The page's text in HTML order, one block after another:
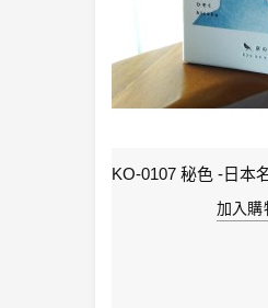
加入購